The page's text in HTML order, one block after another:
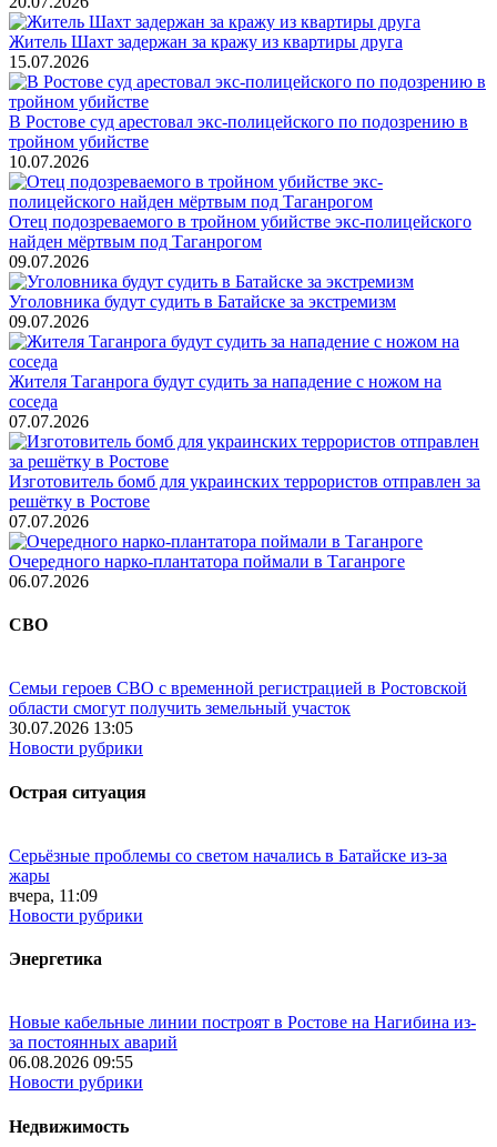
Житель Шахт задержан за кражу из квартиры друга
15.07.2026
В Ростове суд арестовал экс-полицейского по подозрению в
тройном убийстве
10.07.2026
Отец подозреваемого в тройном убийстве экс-полицейского
найден мёртвым под Таганрогом
09.07.2026
Уголовника будут судить в Батайске за экстремизм
09.07.2026
Жителя Таганрога будут судить за нападение с ножом на
соседа
07.07.2026
Изготовитель бомб для украинских террористов отправлен за
решётку в Ростове
07.07.2026
Очередного нарко-плантатора поймали в Таганроге
06.07.2026
СВО
Семьи героев СВО с временной регистрацией в Ростовской
области смогут получить земельный участок
30.07.2026 13:05
Новости рубрики
Острая ситуация
Серьёзные проблемы со светом начались в Батайске из-за
жары
вчера, 11:09
Новости рубрики
Энергетика
Новые кабельные линии построят в Ростове на Нагибина из-
за постоянных аварий
06.08.2026 09:55
Новости рубрики
Недвижимость